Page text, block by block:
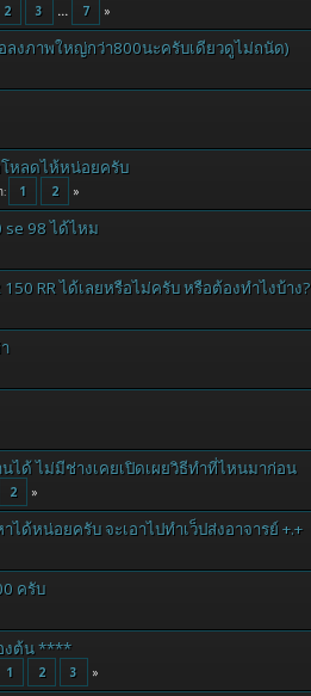
2 3 ... 7
ลงภาพใหญ่กว่า800นะครับเดียวดูไม่ถนัด)
หลดไห้หน่อยครับ
1 2
se 98 ได้ไหม
150 RR ได้เลยหรือไม่ครับ หรือต้องทำไงบ้าง?
นได้ ไม่มีช่างเคยเปิดเผยวิธีทำที่ไหนมาก่อน
2
ด้หน่อยครับ จะเอาไปทำเว็ปส่งอาจารย์ +.+
ครับ
งต้น ****
1 2 3